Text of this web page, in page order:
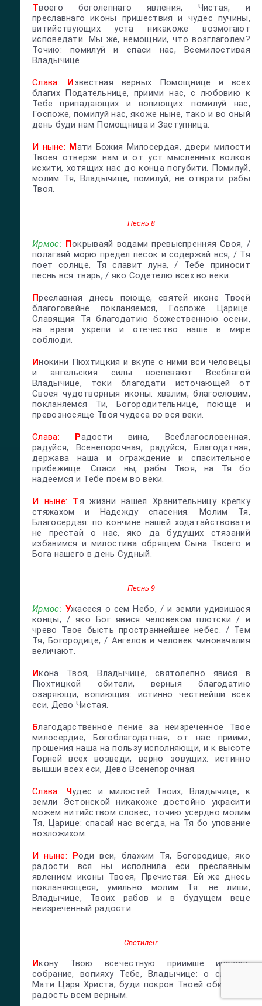
Твоего боголепнаго явления, Чистая, и
преславнаго иконы пришествия и чудес пучины,
витийствующих уста никакоже возмогают
исповедати. Мы же, немощнии, что возглаголем?
Точию: помилуй и спаси нас, Всемилостивая
Владычице.
Слава: Известная верных Помощнице и всех
благих Подательнице, приими нас, с любовию к
Тебе припадающих и вопиющих: помилуй нас,
Госпоже, помилуй нас, якоже ныне, тако и во оный
день буди нам Помощница и Заступница.
И ныне: Мати Божия Милосердая, двери милости
Твоея отверзи нам и от уст мысленных волков
исхити, хотящих нас до конца погубити. Помилуй,
молим Тя, Владычице, помилуй, не отврати рабы
Твоя.
Песнь 8
Ирмос: Покрываяй водами превыспренняя Своя, /
полагаяй морю предел песок и содержай вся, / Тя
поет солнце, Тя славит луна, / Тебе приносит
песнь вся тварь, / яко Содетелю всех во веки.
Преславная днесь поюще, святей иконе Твоей
благоговейне покланяемся, Госпоже Царице.
Славящия Тя благодатию божественною осени,
на враги укрепи и отечество наше в мире
соблюди.
Инокини Пюхтицкия и вкупе с ними вси человецы
и ангельския силы воспевают Всеблагой
Владычице, токи благодати источающей от
Своея чудотворныя иконы: хвалим, благословим,
покланяемся Ти, Богородительнице, поюще и
превозносяще Твоя чудеса во вся веки.
Слава: Радости вина, Всеблагословенная,
радуйся, Всенепорочная, радуйся, Благодатная,
держава наша и ограждение и спасительное
прибежище. Спаси ны, рабы Твоя, на Тя бо
надеемся и Тебе поем во веки.
И ныне: Тя жизни нашея Хранительницу крепку
стяжахом и Надежду спасения. Молим Тя,
Благосердая: по кончине нашей ходатайствовати
не престай о нас, яко да будущих стязаний
избавимся и милостива обрящем Сына Твоего и
Бога нашего в день Судный.
Песнь 9
Ирмос: Ужасеся о сем Небо, / и земли удивишася
концы, / яко Бог явися человеком плотски / и
чрево Твое бысть пространнейшее небес. / Тем
Тя, Богородице, / Ангелов и человек чиноначалия
величают.
Икона Твоя, Владычице, святолепно явися в
Пюхтицкой обители, верныя благодатию
озаряющи, вопиющия: истинно честнейши всех
еси, Дево Чистая.
Благодарственное пение за неизреченное Твое
милосердие, Богоблагодатная, от нас приими,
прошения наша на пользу исполняющи, и к высоте
Горней всех возведи, верно зовущих: истинно
вышши всех еси, Дево Всенепорочная.
Слава: Чудес и милостей Твоих, Владычице, к
земли Эстонской никакоже достойно украсити
можем витийством словес, точию усердно молим
Тя, Царице: спасай нас всегда, на Тя бо упование
возложихом.
И ныне: Роди вси, блажим Тя, Богородице, яко
радости вся ны исполнила еси преславным
явлением иконы Твоея, Пречистая. Ей же днесь
покланяющеся, умильно молим Тя: не лиши,
Владычице, Твоих рабов и в будущем веце
неизреченный радости.
Светилен:
Икону Твою всечестную приимше инокинь
собрание, вопияху Тебе, Владычице: о сладкая
Мати Царя Христа, буди покров Твоей обители и
радость всем верным.